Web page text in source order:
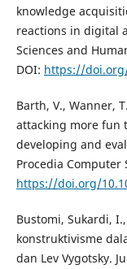
knowledge
reactions in digital
Sciences and
DOI: https://
Barth, V., Wanner,
attacking more fun
developing and
Procedia Computer
https://doi.org/
Bustomi, Sukardi,
konstruktivisme
dan Lev Vygotsky.